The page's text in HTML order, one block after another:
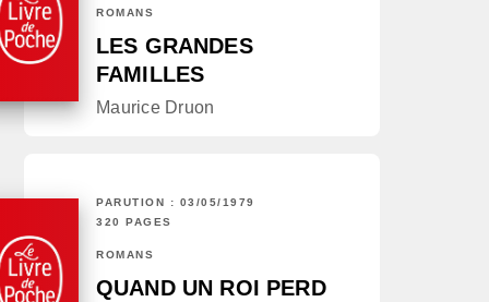
ROMANS
LES GRANDES
FAMILLES
Maurice Druon
PARUTION : 03/05/1979
320 PAGES
ROMANS
QUAND UN ROI PERD